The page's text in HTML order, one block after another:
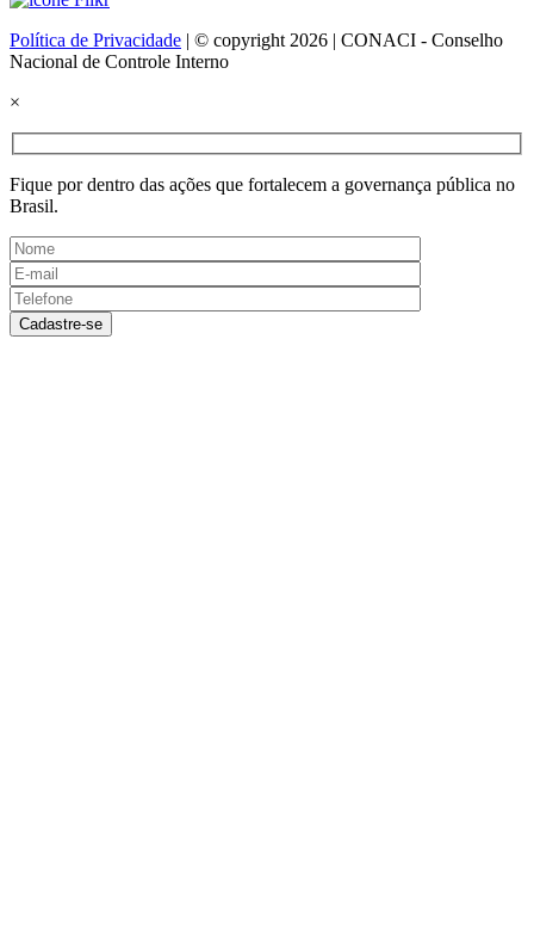
Política de Privacidade | © copyright 2026 | CONACI - Conselho
Nacional de Controle Interno
×
Fique por dentro das ações que fortalecem a governança pública no
Brasil.